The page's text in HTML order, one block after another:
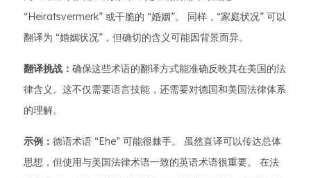
“Heiratsvermerk” 或干脆的 “婚姻”。 同样，“家庭状况” 可以
翻译为 “婚姻状况”，但确切的含义可能因背景而异。
翻译挑战： 确保这些术语的翻译方式能准确反映其在美国的法
律含义。这不仅需要语言技能，还需要对德国和美国法律体系
的理解。
示例： 德语术语 “Ehe” 可能很棘手。 虽然直译可以传达总体
思想，但使用与美国法律术语一致的英语术语很重要。 在法